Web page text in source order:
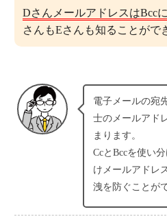
DさんメールアドレスはBcc
さんもEさんも知ることがで
電子メールの宛
士のメールアド
まります。
CcとBccを使い
けメールアドレ
洩を防ぐことが